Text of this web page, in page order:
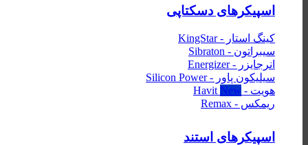
اسپیکرهای دسکتاپی
کینگ استار - KingStar
سیبراتون - Sibraton
انرجایزر - Energizer
سیلیکون پاور - Silicon Power
هویت - Havit
ریمکس - Remax
اسپیکرهای استند